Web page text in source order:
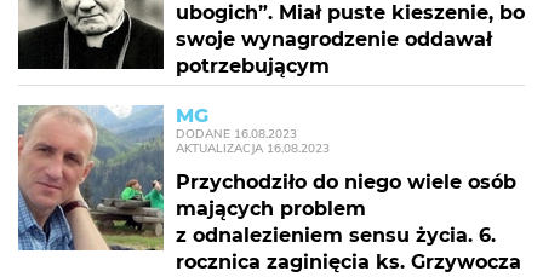
ubogich”. Miał puste kieszenie, bo
swoje wynagrodzenie oddawał
potrzebującym
MG
DODANE 16.08.2023
AKTUALIZACJA 16.08.2023
Przychodziło do niego wiele osób
mających problem
z odnalezieniem sensu życia. 6.
rocznica zaginięcia ks. Grzywocza